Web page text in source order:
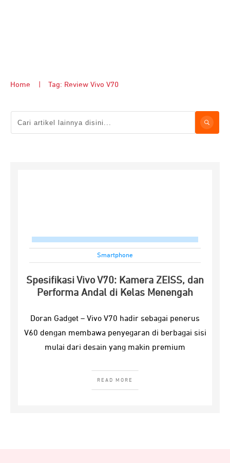
Home Tag: Review Vivo V70
Smartphone
Spesifikasi Vivo V70: Kamera ZEISS, dan
Performa Andal di Kelas Menengah
Doran Gadget – Vivo V70 hadir sebagai penerus
V60 dengan membawa penyegaran di berbagai sisi
mulai dari desain yang makin premium
READ MORE